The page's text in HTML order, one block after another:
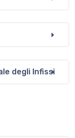
degli Infissi